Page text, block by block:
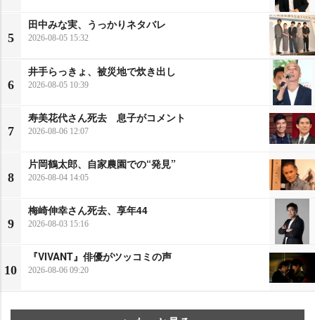
5
田中みな実、うっかりネタバレ
2026-08-05 15:32
6
井手らっきょ、被災地で炊き出し
2026-08-05 10:39
7
寿美花代さん死去 息子がコメント
2026-08-06 12:07
8
片岡鶴太郎、自家農園での“発見”
2026-08-04 14:05
9
梅崎伸幸さん死去、享年44
2026-08-03 15:16
10
『VIVANT』俳優がツッコミの声
2026-08-06 09:20